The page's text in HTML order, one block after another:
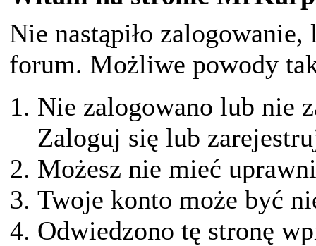
Nie nastąpiło
forum. Możliwe powody
Nie zalogowano lub nie
Zaloguj się lub
Możesz nie mieć
Twoje konto może być
Odwiedzono tę stronę